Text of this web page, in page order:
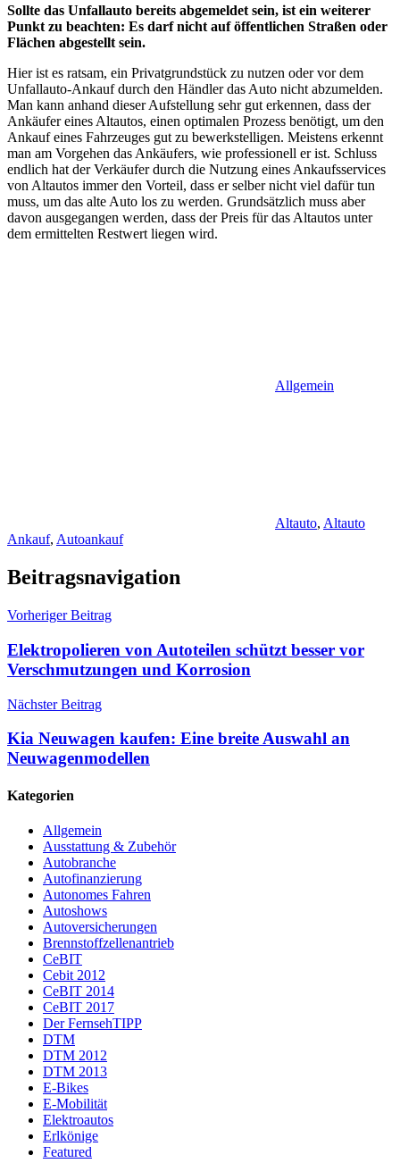
Sollte das Unfallauto bereits abgemeldet sein, ist ein weiterer
Punkt zu beachten: Es darf nicht auf öffentlichen Straßen oder
Flächen abgestellt sein.
Hier ist es ratsam, ein Privatgrundstück zu nutzen oder vor dem
Unfallauto-Ankauf durch den Händler das Auto nicht abzumelden.
Man kann anhand dieser Aufstellung sehr gut erkennen, dass der
Ankäufer eines Altautos, einen optimalen Prozess benötigt, um den
Ankauf eines Fahrzeuges gut zu bewerkstelligen. Meistens erkennt
man am Vorgehen das Ankäufers, wie professionell er ist. Schluss
endlich hat der Verkäufer durch die Nutzung eines Ankaufsservices
von Altautos immer den Vorteil, dass er selber nicht viel dafür tun
muss, um das alte Auto los zu werden. Grundsätzlich muss aber
davon ausgegangen werden, dass der Preis für das Altautos unter
dem ermittelten Restwert liegen wird.
Allgemein
Altauto, Altauto
Ankauf, Autoankauf
Beitragsnavigation
Vorheriger Beitrag
Elektropolieren von Autoteilen schützt besser vor
Verschmutzungen und Korrosion
Nächster Beitrag
Kia Neuwagen kaufen: Eine breite Auswahl an
Neuwagenmodellen
Kategorien
Allgemein
Ausstattung & Zubehör
Autobranche
Autofinanzierung
Autonomes Fahren
Autoshows
Autoversicherungen
Brennstoffzellenantrieb
CeBIT
Cebit 2012
CeBIT 2014
CeBIT 2017
Der FernsehTIPP
DTM
DTM 2012
DTM 2013
E-Bikes
E-Mobilität
Elektroautos
Erlkönige
Featured